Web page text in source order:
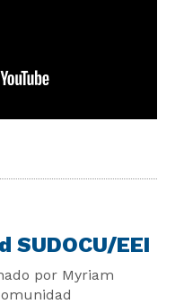
SUDOCU/EEI
por Myriam